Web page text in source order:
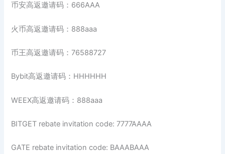
币安高返邀请码：666AAA
火币高返邀请码：888aaa
币王高返邀请码：76588727
Bybit高返邀请码：HHHHHH
WEEX高返邀请码：888aaa
BITGET rebate invitation code: 7777AAAA
GATE rebate invitation code: BAAABAAA